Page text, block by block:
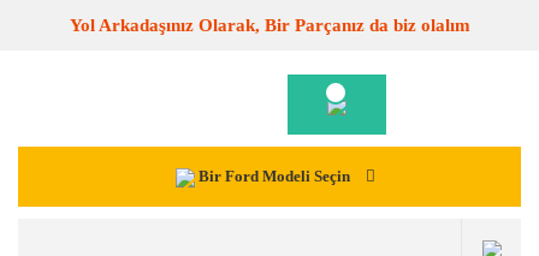
Yol Arkadaşınız Olarak, Bir Parçanız da biz olalım
Bir Ford Modeli Seçin